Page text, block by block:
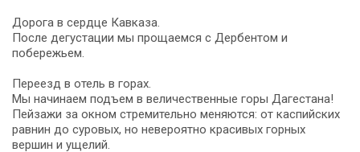
Дорога в сердце Кавказа.
После дегустации мы прощаемся с Дербентом и
побережьем.
Переезд в отель в горах.
Мы начинаем подъем в величественные горы Дагестана!
Пейзажи за окном стремительно меняются: от каспийских
равнин до суровых, но невероятно красивых горных
вершин и ущелий.